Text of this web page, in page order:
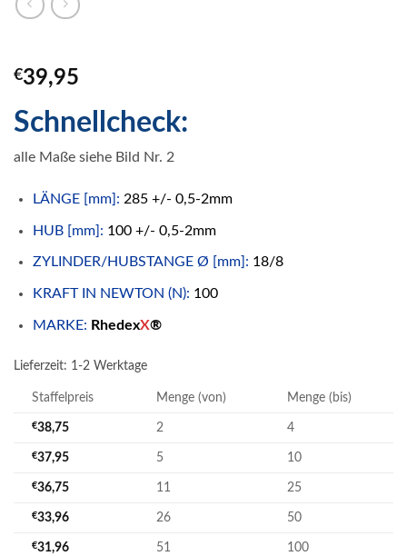
€39,95
Schnellcheck:
alle Maße siehe Bild Nr. 2
LÄNGE [mm]: 285 +/- 0,5-2mm
HUB [mm]: 100 +/- 0,5-2mm
ZYLINDER/HUBSTANGE Ø [mm]: 18/8
KRAFT IN NEWTON (N): 100
MARKE: RhedexX®
Lieferzeit: 1-2 Werktage
Staffelpreis Menge (von) Menge (bis)
€38,75 2 4
€37,95 5 10
€36,75 11 25
€33,96 26 50
€31,96 51 100